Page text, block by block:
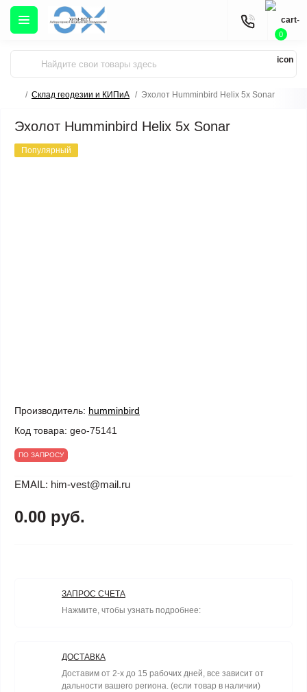
0
Склад геодезии и КИПиА Эхолот Humminbird Helix 5x Sonar
Эхолот Humminbird Helix 5x Sonar
Популярный
Производитель: humminbird
Код товара: geo-75141
ПО ЗАПРОСУ
EMAIL: him-vest@mail.ru
0.00 руб.
ЗАПРОС СЧЕТА
Нажмите, чтобы узнать подробнее:
ДОСТАВКА
Доставим от 2-х до 15 рабочих дней, все зависит от
дальности вашего региона. (если товар в наличии)